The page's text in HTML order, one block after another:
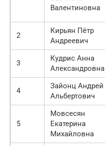
Валентиновна
2
Кирьян Пётр
Андреевич
3
Кудрис Анна
Александровна
4
Зайонц Андрей
Альбертович
5
Мовсесян
Екатерина
Михайловна